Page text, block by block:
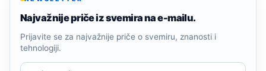
Najvažnije priče iz svemira na e-mailu.
Prijavite se za najvažnije priče o svemiru, znanosti i
tehnologiji.